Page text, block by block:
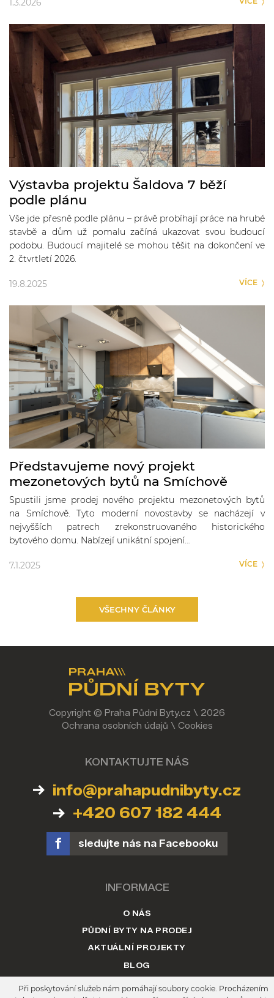
1.3.2026
Výstavba projektu Šaldova 7 běží
podle plánu
Vše jde přesně podle plánu – právě probíhají práce na hrubé
stavbě a dům už pomalu začíná ukazovat svou budoucí
podobu. Budoucí majitelé se mohou těšit na dokončení ve
2. čtvrtletí 2026.
19.8.2025 VÍCE
Představujeme nový projekt
mezonetových bytů na Smíchově
Spustili jsme prodej nového projektu mezonetových bytů
na Smíchově. Tyto moderní novostavby se nacházejí v
nejvyšších patrech zrekonstruovaného historického
bytového domu. Nabízejí unikátní spojení…
7.1.2025 VÍCE
VŠECHNY ČLÁNKY
Copyright © Praha Půdní Byty.cz \ 2026
Ochrana osobních údajů \ Cookies
KONTAKTUJTE NÁS
info@prahapudnibyty.cz
+420 607 182 444
sledujte nás na Facebooku
INFORMACE
O NÁS
PŮDNÍ BYTY NA PRODEJ
AKTUÁLNÍ PROJEKTY
BLOG
Při poskytování služeb nám pomáhají soubory cookie. Procházením